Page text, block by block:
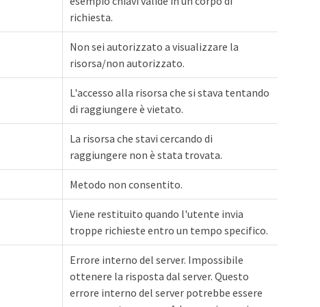
richiesta.
Non sei autorizzato a visualizzare la
risorsa/non autorizzato.
L'accesso alla risorsa che si stava tentando
di raggiungere è vietato.
La risorsa che stavi cercando di
raggiungere non è stata trovata.
Metodo non consentito.
Viene restituito quando l'utente invia
troppe richieste entro un tempo specifico.
Errore interno del server. Impossibile
ottenere la risposta dal server. Questo
errore interno del server potrebbe essere